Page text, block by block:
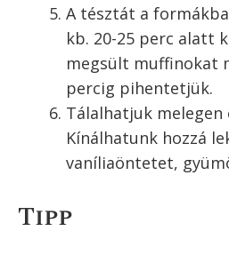
A tésztát a
kb. 20-25 perc alatt
megsült muffinokat
percig pihentetjük.
Tálalhatjuk melegen
Kínálhatunk hozzá
vaníliaöntetet,
Tipp